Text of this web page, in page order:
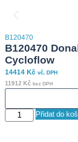
B120470
B120470
Cycloflow
14414 Kč vč. DPH
11912 Kč bez DPH
Přidat do